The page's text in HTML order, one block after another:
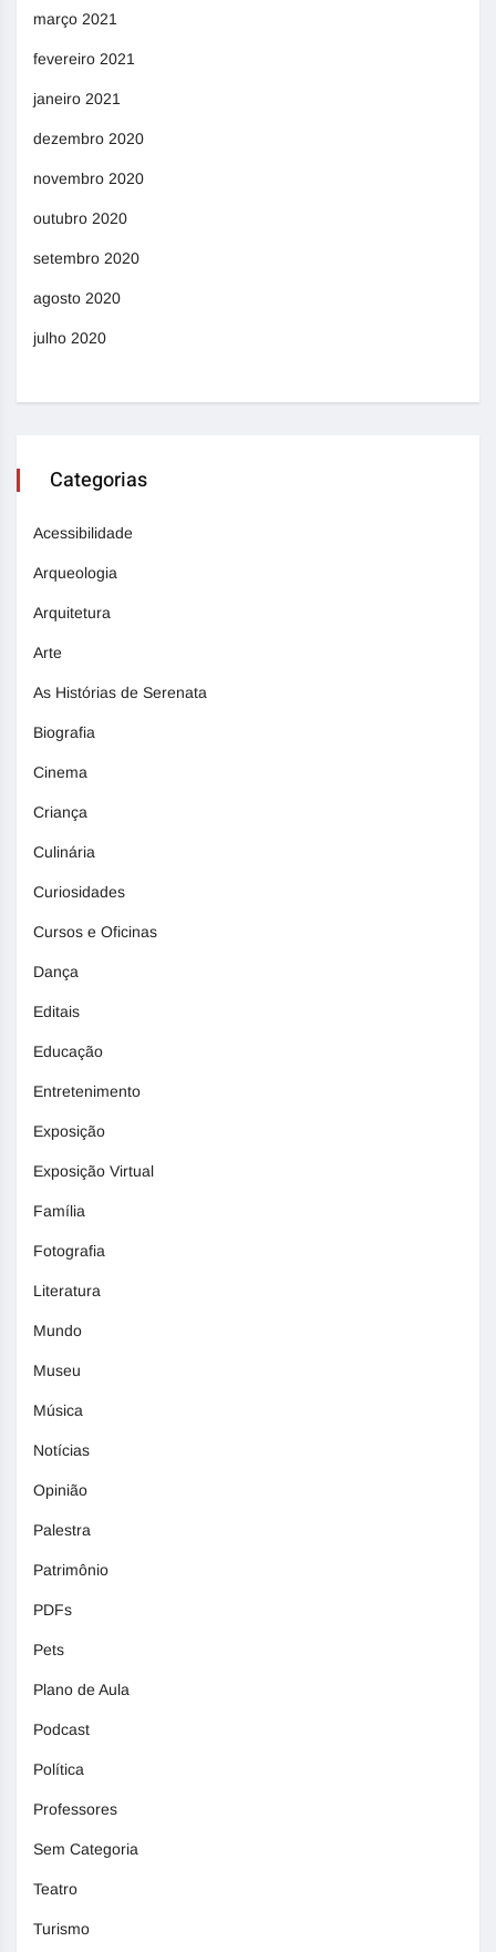
março 2021
fevereiro 2021
janeiro 2021
dezembro 2020
novembro 2020
outubro 2020
setembro 2020
agosto 2020
julho 2020
Categorias
Acessibilidade
Arqueologia
Arquitetura
Arte
As Histórias de Serenata
Biografia
Cinema
Criança
Culinária
Curiosidades
Cursos e Oficinas
Dança
Editais
Educação
Entretenimento
Exposição
Exposição Virtual
Família
Fotografia
Literatura
Mundo
Museu
Música
Notícias
Opinião
Palestra
Patrimônio
PDFs
Pets
Plano de Aula
Podcast
Política
Professores
Sem Categoria
Teatro
Turismo